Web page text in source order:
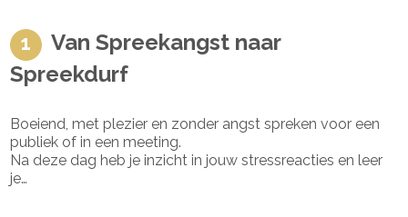
Van Spreekangst naar
Spreekdurf
Boeiend, met plezier en zonder angst spreken voor een
publiek of in een meeting.
Na deze dag heb je inzicht in jouw stressreacties en leer
je…